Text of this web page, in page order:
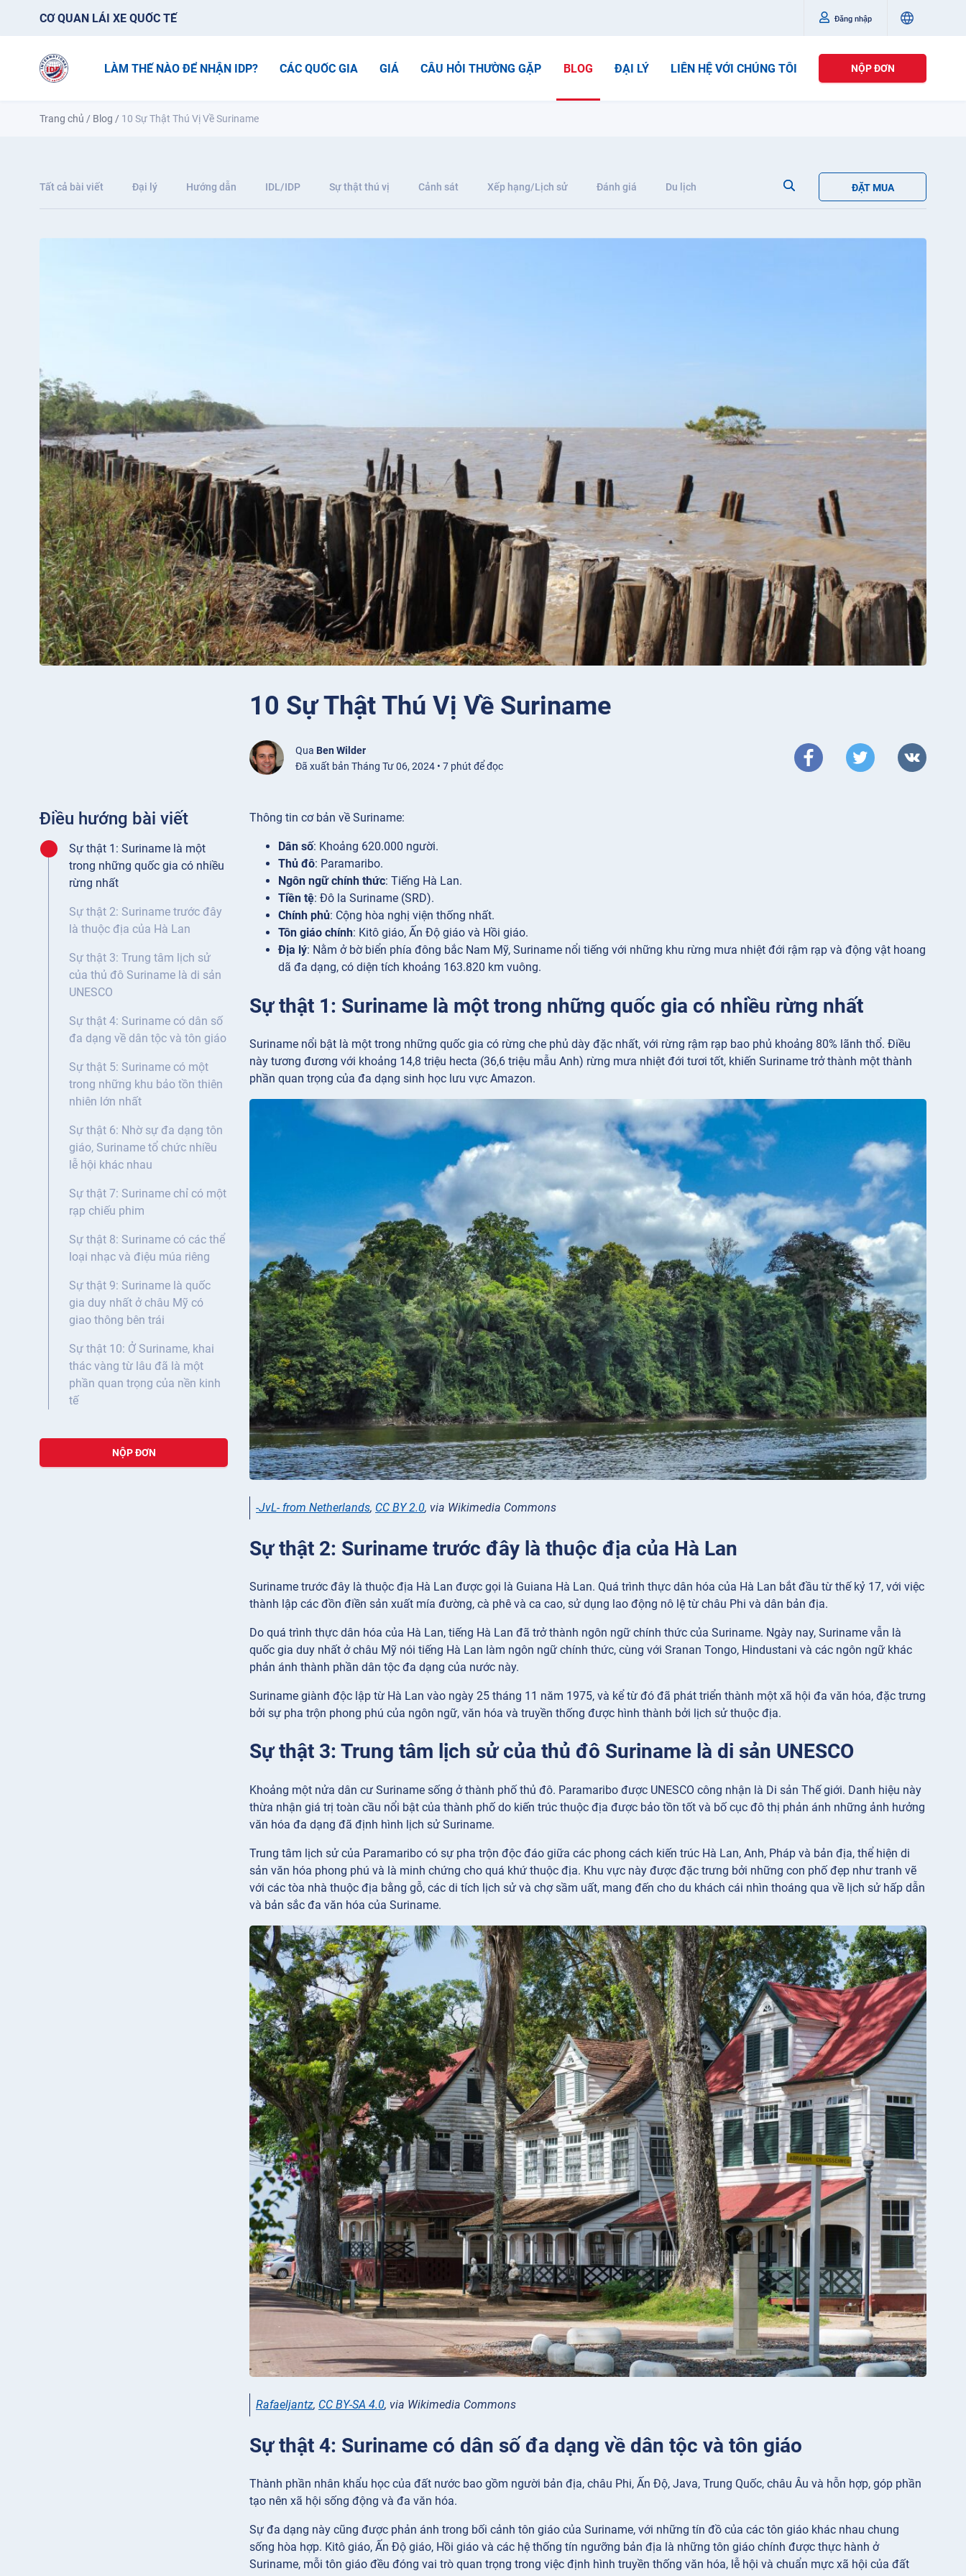
CƠ QUAN LÁI XE QUỐC TẾ Đăng nhập
LÀM THẾ NÀO ĐỂ NHẬN IDP? CÁC QUỐC GIA GIÁ CÂU HỎI THƯỜNG GẶP BLOG ĐẠI LÝ LIÊN HỆ VỚI CHÚNG TÔI NỘP ĐƠN
Trang chủ / Blog / 10 Sự Thật Thú Vị Về Suriname
Tất cả bài viết Đại lý Hướng dẫn IDL/IDP Sự thật thú vị Cảnh sát Xếp hạng/Lịch sử Đánh giá Du lịch ĐẶT MUA
10 Sự Thật Thú Vị Về Suriname
Qua Ben Wilder
Đã xuất bản Tháng Tư 06, 2024 • 7 phút để đọc
Điều hướng bài viết
Sự thật 1: Suriname là một
trong những quốc gia có nhiều
rừng nhất
Sự thật 2: Suriname trước đây
là thuộc địa của Hà Lan
Sự thật 3: Trung tâm lịch sử
của thủ đô Suriname là di sản
UNESCO
Sự thật 4: Suriname có dân số
đa dạng về dân tộc và tôn giáo
Sự thật 5: Suriname có một
trong những khu bảo tồn thiên
nhiên lớn nhất
Sự thật 6: Nhờ sự đa dạng tôn
giáo, Suriname tổ chức nhiều
lễ hội khác nhau
Sự thật 7: Suriname chỉ có một
rạp chiếu phim
Sự thật 8: Suriname có các thể
loại nhạc và điệu múa riêng
Sự thật 9: Suriname là quốc
gia duy nhất ở châu Mỹ có
giao thông bên trái
Sự thật 10: Ở Suriname, khai
thác vàng từ lâu đã là một
phần quan trọng của nền kinh
tế
NỘP ĐƠN
Thông tin cơ bản về Suriname:
Dân số: Khoảng 620.000 người.
Thủ đô: Paramaribo.
Ngôn ngữ chính thức: Tiếng Hà Lan.
Tiền tệ: Đô la Suriname (SRD).
Chính phủ: Cộng hòa nghị viện thống nhất.
Tôn giáo chính: Kitô giáo, Ấn Độ giáo và Hồi giáo.
Địa lý: Nằm ở bờ biển phía đông bắc Nam Mỹ, Suriname nổi tiếng với những khu rừng mưa nhiệt đới rậm rạp và động vật hoang
dã đa dạng, có diện tích khoảng 163.820 km vuông.
Sự thật 1: Suriname là một trong những quốc gia có nhiều rừng nhất
Suriname nổi bật là một trong những quốc gia có rừng che phủ dày đặc nhất, với rừng rậm rạp bao phủ khoảng 80% lãnh thổ. Điều
này tương đương với khoảng 14,8 triệu hecta (36,6 triệu mẫu Anh) rừng mưa nhiệt đới tươi tốt, khiến Suriname trở thành một thành
phần quan trọng của đa dạng sinh học lưu vực Amazon.
-JvL- from Netherlands, CC BY 2.0, via Wikimedia Commons
Sự thật 2: Suriname trước đây là thuộc địa của Hà Lan
Suriname trước đây là thuộc địa Hà Lan được gọi là Guiana Hà Lan. Quá trình thực dân hóa của Hà Lan bắt đầu từ thế kỷ 17, với việc
thành lập các đồn điền sản xuất mía đường, cà phê và ca cao, sử dụng lao động nô lệ từ châu Phi và dân bản địa.
Do quá trình thực dân hóa của Hà Lan, tiếng Hà Lan đã trở thành ngôn ngữ chính thức của Suriname. Ngày nay, Suriname vẫn là
quốc gia duy nhất ở châu Mỹ nói tiếng Hà Lan làm ngôn ngữ chính thức, cùng với Sranan Tongo, Hindustani và các ngôn ngữ khác
phản ánh thành phần dân tộc đa dạng của nước này.
Suriname giành độc lập từ Hà Lan vào ngày 25 tháng 11 năm 1975, và kể từ đó đã phát triển thành một xã hội đa văn hóa, đặc trưng
bởi sự pha trộn phong phú của ngôn ngữ, văn hóa và truyền thống được hình thành bởi lịch sử thuộc địa.
Sự thật 3: Trung tâm lịch sử của thủ đô Suriname là di sản UNESCO
Khoảng một nửa dân cư Suriname sống ở thành phố thủ đô. Paramaribo được UNESCO công nhận là Di sản Thế giới. Danh hiệu này
thừa nhận giá trị toàn cầu nổi bật của thành phố do kiến trúc thuộc địa được bảo tồn tốt và bố cục đô thị phản ánh những ảnh hưởng
văn hóa đa dạng đã định hình lịch sử Suriname.
Trung tâm lịch sử của Paramaribo có sự pha trộn độc đáo giữa các phong cách kiến trúc Hà Lan, Anh, Pháp và bản địa, thể hiện di
sản văn hóa phong phú và là minh chứng cho quá khứ thuộc địa. Khu vực này được đặc trưng bởi những con phố đẹp như tranh vẽ
với các tòa nhà thuộc địa bằng gỗ, các di tích lịch sử và chợ sầm uất, mang đến cho du khách cái nhìn thoáng qua về lịch sử hấp dẫn
và bản sắc đa văn hóa của Suriname.
Rafaeljantz, CC BY-SA 4.0, via Wikimedia Commons
Sự thật 4: Suriname có dân số đa dạng về dân tộc và tôn giáo
Thành phần nhân khẩu học của đất nước bao gồm người bản địa, châu Phi, Ấn Độ, Java, Trung Quốc, châu Âu và hỗn hợp, góp phần
tạo nên xã hội sống động và đa văn hóa.
Sự đa dạng này cũng được phản ánh trong bối cảnh tôn giáo của Suriname, với những tín đồ của các tôn giáo khác nhau chung
sống hòa hợp. Kitô giáo, Ấn Độ giáo, Hồi giáo và các hệ thống tín ngưỡng bản địa là những tôn giáo chính được thực hành ở
Suriname, mỗi tôn giáo đều đóng vai trò quan trọng trong việc định hình truyền thống văn hóa, lễ hội và chuẩn mực xã hội của đất